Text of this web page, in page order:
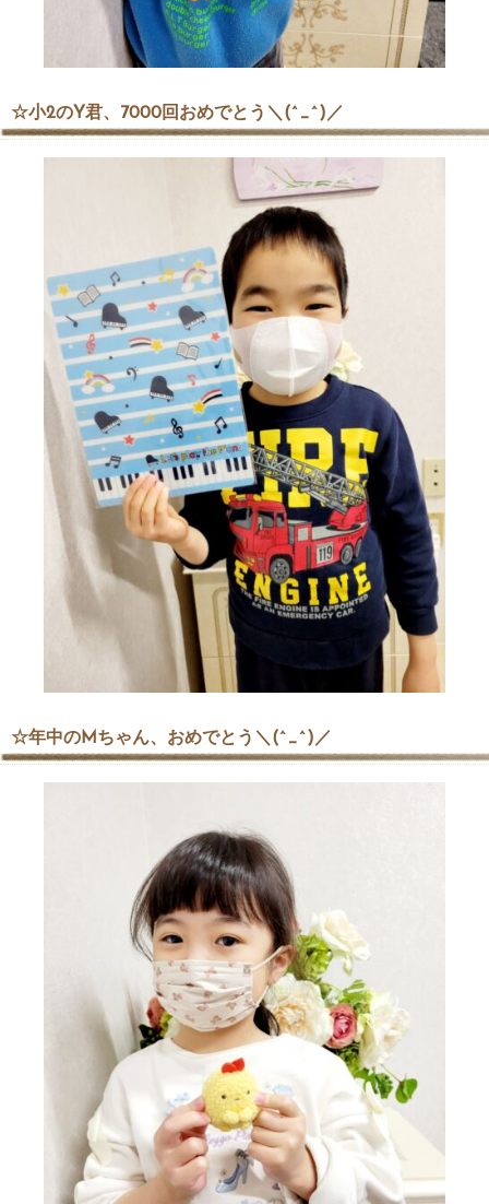
☆小2のY君、7000回おめでとう＼(^_^)／
☆年中のMちゃん、おめでとう＼(^_^)／